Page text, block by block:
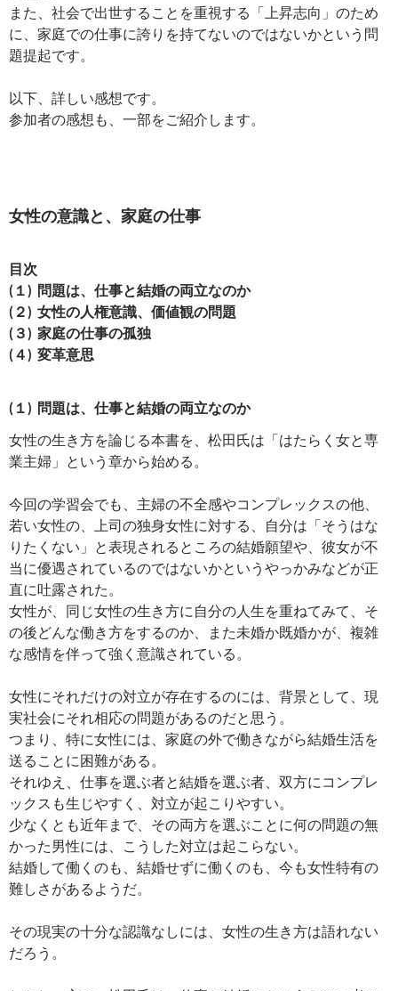
また、社会で出世することを重視する「上昇志向」のため
に、家庭での仕事に誇りを持てないのではないかという問
題提起です。
以下、詳しい感想です。
参加者の感想も、一部をご紹介します。
女性の意識と、家庭の仕事
目次
(１) 問題は、仕事と結婚の両立なのか
(２) 女性の人権意識、価値観の問題
(３) 家庭の仕事の孤独
(４) 変革意思
(１) 問題は、仕事と結婚の両立なのか
女性の生き方を論じる本書を、松田氏は「はたらく女と専
業主婦」という章から始める。
今回の学習会でも、主婦の不全感やコンプレックスの他、
若い女性の、上司の独身女性に対する、自分は「そうはな
りたくない」と表現されるところの結婚願望や、彼女が不
当に優遇されているのではないかというやっかみなどが正
直に吐露された。
女性が、同じ女性の生き方に自分の人生を重ねてみて、そ
の後どんな働き方をするのか、また未婚か既婚かが、複雑
な感情を伴って強く意識されている。
女性にそれだけの対立が存在するのには、背景として、現
実社会にそれ相応の問題があるのだと思う。
つまり、特に女性には、家庭の外で働きながら結婚生活を
送ることに困難がある。
それゆえ、仕事を選ぶ者と結婚を選ぶ者、双方にコンプレ
ックスも生じやすく、対立が起こりやすい。
少なくとも近年まで、その両方を選ぶことに何の問題の無
かった男性には、こうした対立は起こらない。
結婚して働くのも、結婚せずに働くのも、今も女性特有の
難しさがあるようだ。
その現実の十分な認識なしには、女性の生き方は語れない
だろう。